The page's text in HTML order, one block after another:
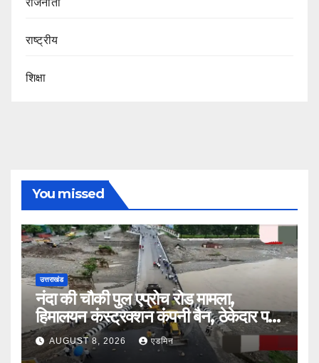
राष्ट्रीय
शिक्षा
You missed
उत्तराखंड
नंदा की चौकी पुल एप्रोच रोड मामला,
हिमालयन कंस्ट्रक्शन कंपनी बैन, ठेकेदार पर
भी एक्शन
AUGUST 8, 2026 एडमिन